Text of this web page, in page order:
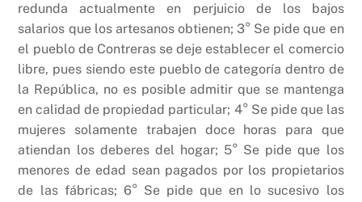
redunda actualmente en perjuicio de los bajos
salarios que los artesanos obtienen; 3° Se pide que en
el pueblo de Contreras se deje establecer el comercio
libre, pues siendo este pueblo de categoría dentro de
la República, no es posible admitir que se mantenga
en calidad de propiedad particular; 4° Se pide que las
mujeres solamente trabajen doce horas para que
atiendan los deberes del hogar; 5° Se pide que los
menores de edad sean pagados por los propietarios
de las fábricas; 6° Se pide que en lo sucesivo los